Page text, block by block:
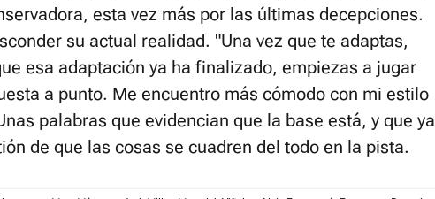
esta vez más por las últimas decepciones.
su actual realidad. "Una vez que te adaptas,
esa adaptación ya ha finalizado, empiezas a jugar
a punto. Me encuentro más cómodo con mi estilo
palabras que evidencian que la base está, y que ya
de que las cosas se cuadren del todo en la pista.